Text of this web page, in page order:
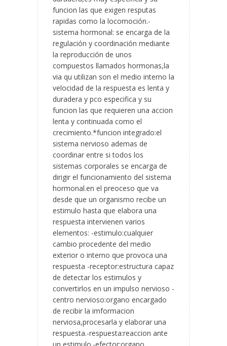
funcion las que exigen resputas
rapidas como la locomoción.-
sistema hormonal: se encarga de la
regulación y coordinación mediante
la reproducción de unos
compuestos llamados hormonas,la
via qu utilizan son el medio interno la
velocidad de la respuesta es lenta y
duradera y pco especifica y su
funcion las que requieren una accion
lenta y continuada como el
crecimiento.*funcion integrado:el
sistema nervioso ademas de
coordinar entre si todos los
sistemas corporales se encarga de
dirigir el funcionamiento del sistema
hormonal.en el preoceso que va
desde que un organismo recibe un
estimulo hasta que elabora una
respuesta intervienen varios
elementos: -estimulo:cualquier
cambio procedente del medio
exterior o interno que provoca una
respuesta -receptor:estructura capaz
de detectar los estimulos y
convertirlos en un impulso nervioso -
centro nervioso:organo encargado
de recibir la imformacion
nerviosa,procesarla y elaborar una
respuesta.-respuesta:reaccion ante